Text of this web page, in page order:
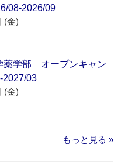
08-2026/09
(金)
薬学部 オープンキャン
03
(金)
もっと見る »